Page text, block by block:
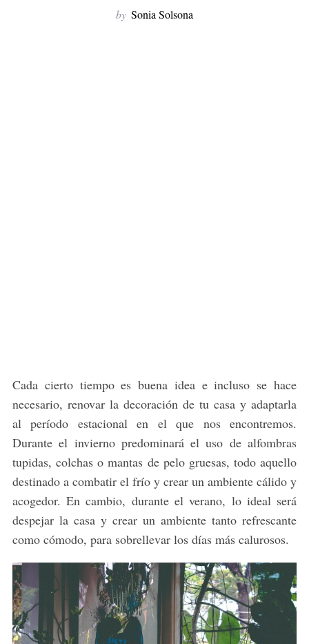
by Sonia Solsona
Cada cierto tiempo es buena idea e incluso se hace
necesario, renovar la decoración de tu casa y adaptarla
al período estacional en el que nos encontremos.
Durante el invierno predominará el uso de alfombras
tupidas, colchas o mantas de pelo gruesas, todo aquello
destinado a combatir el frío y crear un ambiente cálido y
acogedor. En cambio, durante el verano, lo ideal será
despejar la casa y crear un ambiente tanto refrescante
como cómodo, para sobrellevar los días más calurosos.